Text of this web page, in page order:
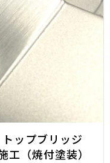
ップブリッジ
（焼付塗装）